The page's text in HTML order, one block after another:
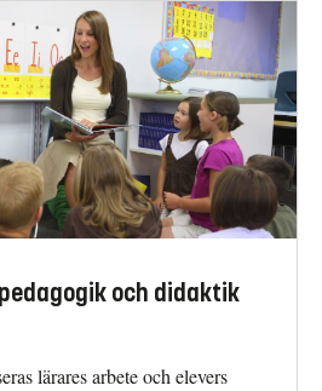
och didaktik
lärares arbete och elevers